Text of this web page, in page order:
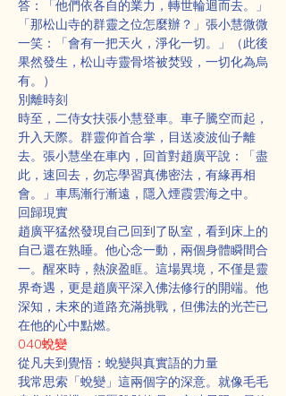
答：「他們依各自的業力，轉世輪迴而去。」
「那松山寺的群靈之位怎麼辦？」張小慧微微
一笑：「會有一把天火，淨化一切。」（此後
果然發生，松山寺靈骨塔被焚毀，一切化為烏
有。）
別離時刻
時至，二侍女扶張小慧登車。車子騰空而起，
升入天際。群靈仰首合掌，目送凌波仙子離
去。張小慧坐在車內，回首對趙廣平說：「盡
此，速回去，勿忘學習真佛密法，有緣再相
會。」車馬漸行漸遠，隱入煙霞雲海之中。
回歸現實
趙廣平猛然發現自己回到了臥室，看到床上的
自己還在熟睡。他心念一動，兩個身體瞬間合
一。醒來時，熱淚盈眶。這場異境，不僅是靈
界奇遇，更是趙廣平深入佛法修行的開端。他
深知，未來的道路充滿挑戰，但佛法的光芒已
在他的心中點燃。
040蛻變
從凡夫到覺悟：蛻變與真實語的力量
我常思索「蛻變」這兩個字的深意。就像毛毛